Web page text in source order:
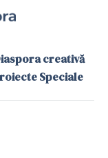
creativă
Speciale